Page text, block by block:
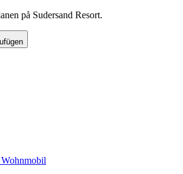
på Sudersand Resort.